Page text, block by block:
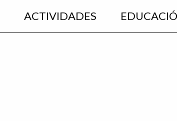
ACTIVIDADES